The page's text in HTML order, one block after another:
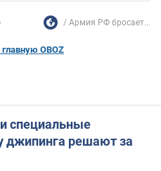
Армия РФ бросает...
OBOZ
специальные
джипинга решают за